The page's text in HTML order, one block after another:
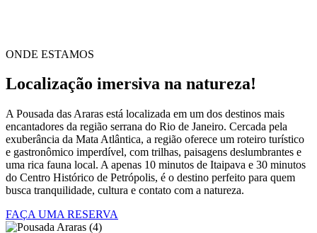
ONDE ESTAMOS
Localização imersiva na natureza!
A Pousada das Araras está localizada em um dos destinos mais
encantadores da região serrana do Rio de Janeiro. Cercada pela
exuberância da Mata Atlântica, a região oferece um roteiro turístico
e gastronômico imperdível, com trilhas, paisagens deslumbrantes e
uma rica fauna local. A apenas 10 minutos de Itaipava e 30 minutos
do Centro Histórico de Petrópolis, é o destino perfeito para quem
busca tranquilidade, cultura e contato com a natureza.
FAÇA UMA RESERVA